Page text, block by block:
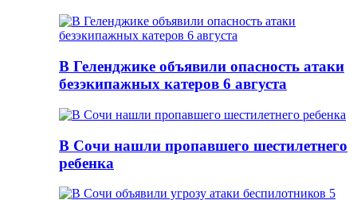
В Геленджике объявили опасность атаки
безэкипажных катеров 6 августа
В Сочи нашли пропавшего шестилетнего
ребенка